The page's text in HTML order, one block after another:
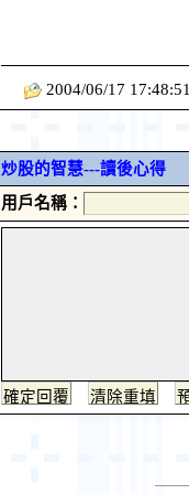
2004/06/17 17:48:51
炒股的智慧---讀後心得
用戶名稱：